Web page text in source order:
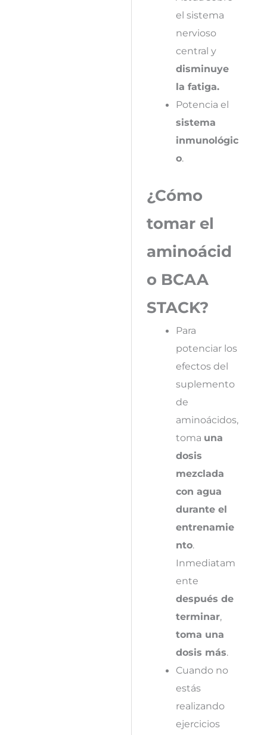
el sistema
nervioso
central y
disminuye
la fatiga.
Potencia el
sistema
inmunológic
o.
¿Cómo
tomar el
aminoácid
o BCAA
STACK?
Para
potenciar los
efectos del
suplemento
de
aminoácidos,
toma una
dosis
mezclada
con agua
durante el
entrenamie
nto.
Inmediatam
ente
después de
terminar,
toma una
dosis más.
Cuando no
estás
realizando
ejercicios